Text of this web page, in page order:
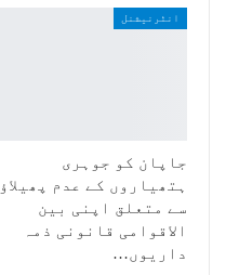
انٹرنیشنل
جاپان کو جوہری
ہتھیاروں کے عدم پھیلاؤ
سے متعلق اپنی بین
الاقوامی قانونی ذمہ
داریوں…